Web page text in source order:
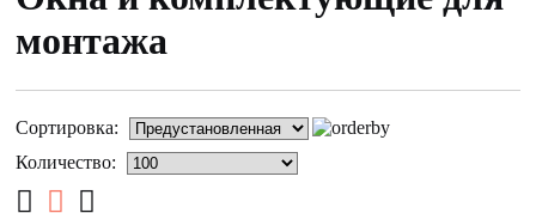
монтажа
Сортировка:
Количество: